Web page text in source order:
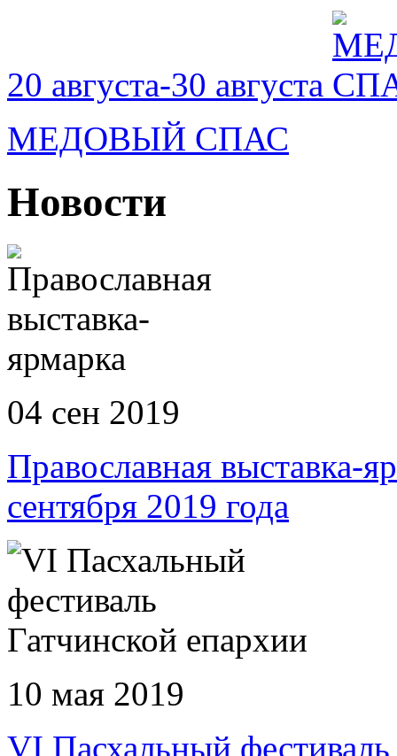
20 августа-30 августа
МЕДОВЫЙ СПАС
Новости
04 сен 2019
Православная
сентября 2019 года
10 мая 2019
VI Пасхальный